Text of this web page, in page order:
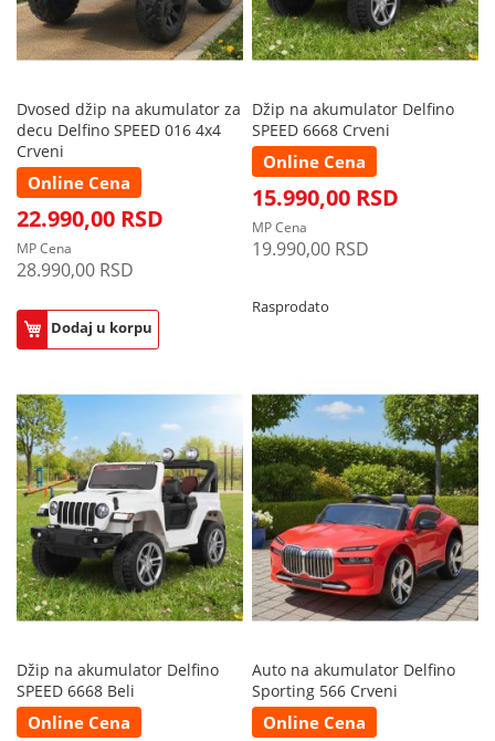
Dvosed džip na akumulator za
decu Delfino SPEED 016 4x4
Crveni
Online Cena
22.990,00 RSD
MP Cena
28.990,00 RSD
Dodaj u korpu
Džip na akumulator Delfino
SPEED 6668 Crveni
Online Cena
15.990,00 RSD
MP Cena
19.990,00 RSD
Rasprodato
Džip na akumulator Delfino
SPEED 6668 Beli
Online Cena
Auto na akumulator Delfino
Sporting 566 Crveni
Online Cena